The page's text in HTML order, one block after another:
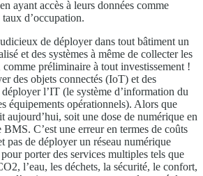
ayant accès à leurs données comme
d’occupation.
de déployer dans tout bâtiment un
et des systèmes à même de collecter les
comme préliminaire à tout investissement !
des objets connectés (IoT) et des
l’IT (le système d’information du
équipements opérationnels). Alors que
aujourd’hui, soit une dose de numérique en
C’est une erreur en termes de coûts
pas de déployer un réseau numérique
porter des services multiples tels que
l’eau, les déchets, la sécurité, le confort,